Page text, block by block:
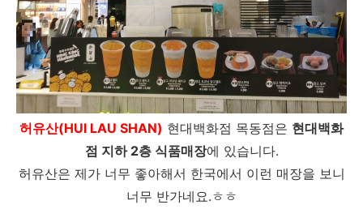
허유산(HUI LAU SHAN) 현대백화점 목동점은 현대백화
점 지하 2층 식품매장에 있습니다.
허유산은 제가 너무 좋아해서 한국에서 이런 매장을 보니
너무 반가네요.ㅎㅎ